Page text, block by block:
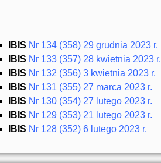
BIS Nr 134 (358) 29 grudnia 2023 r.
BIS Nr 133 (357) 28 kwietnia 2023 r.
BIS Nr 132 (356) 3 kwietnia 2023 r.
BIS Nr 131 (355) 27 marca 2023 r.
BIS Nr 130 (354) 27 lutego 2023 r.
BIS Nr 129 (353) 21 lutego 2023 r.
BIS Nr 128 (352) 6 lutego 2023 r.